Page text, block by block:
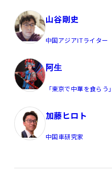
山谷剛史
中国アジアITライター
阿生
「東京で中華を食らう」
加藤ヒロト
中国車研究家